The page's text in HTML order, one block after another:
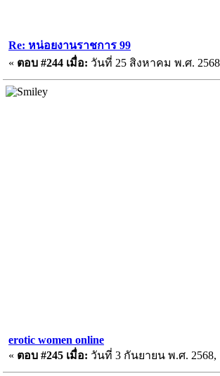
Re: หน่อยงานราชการ 99
« ตอบ #244 เมื่อ: วันที่ 25 สิงหาคม พ.ศ.
erotic women online
« ตอบ #245 เมื่อ: วันที่ 3 กันยายน พ.ศ. 2568,